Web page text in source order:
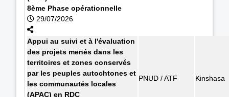
8ème Phase opérationnelle
29/07/2026
Appui au suivi et à l'évaluation
des projets menés dans les
territoires et zones conservés
par les peuples autochtones et
les communautés locales
(APAC) en RDC
PNUD / ATF Kinshasa